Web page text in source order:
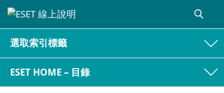
選取索引標籤
ESET HOME – 目錄